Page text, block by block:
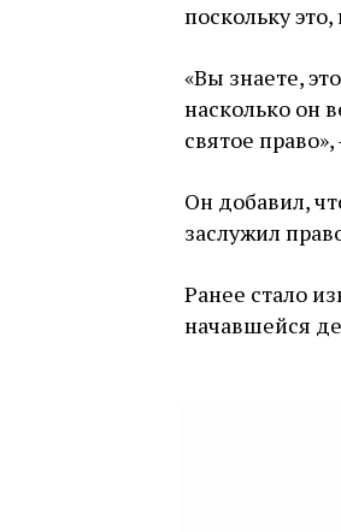
поскольку
«Вы знаете,
насколько он
святое
Он добавил,
заслужил
Ранее стало
начавшейся